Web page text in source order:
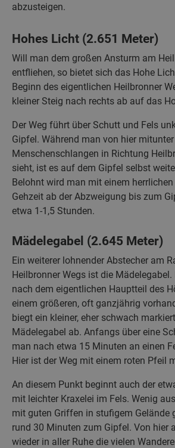
abzusteigen.
Hohes Licht (2.651 Meter)
Will man dem großen Ansturm am
entfliehen, so bietet sich das Hohe
Beginn des eigentlichen Heilbronner
kleiner Steig nach rechts ab auf das
Der Weg führt über Schutt und Fels
Gipfel. Während man von hier
Menschenschlangen in Richtung
sieht, ist es auf dem Gipfel selbst
Belohnt wird man mit einem
Gehzeit ab der Abzweigung bis zum
etwa 1-1,5 Stunden.
Mädelegabel (2.645 Meter)
Ein weiterer lohnender Abstecher am
Heilbronner Wegs ist die
nach dem eigentlichen Hauptteil des
einem größeren, oft ganzjährig
biegt ein kleiner, eher schwach
Mädelegabel ab. Anfangs über eine
man nach etwa 15 Minuten an einen
Hier ist der Weg mit einem roten Pfeil
An diesem Punkt beginnt auch der
mit leichter Kraxelei im Fels. Wenig
mit guten Griffen in stufigem Gelände
rund 30 Minuten zum Gipfel. Von hier
wieder in aller Ruhe die vielen